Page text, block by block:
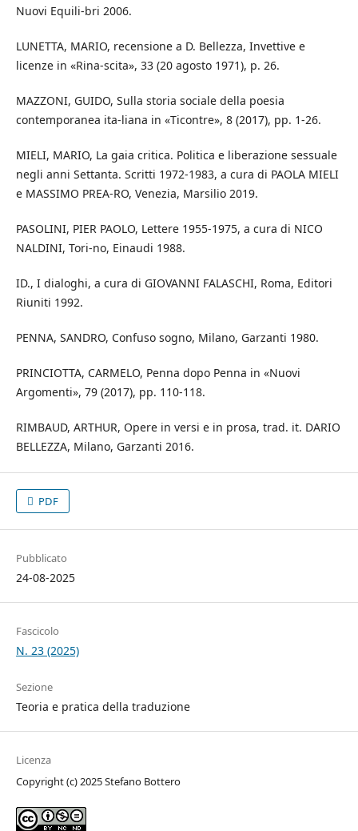
Nuovi Equili-bri 2006.
LUNETTA, MARIO, recensione a D. Bellezza, Invettive e
licenze in «Rina-scita», 33 (20 agosto 1971), p. 26.
MAZZONI, GUIDO, Sulla storia sociale della poesia
contemporanea ita-liana in «Ticontre», 8 (2017), pp. 1-26.
MIELI, MARIO, La gaia critica. Politica e liberazione sessuale
negli anni Settanta. Scritti 1972-1983, a cura di PAOLA MIELI
e MASSIMO PREA-RO, Venezia, Marsilio 2019.
PASOLINI, PIER PAOLO, Lettere 1955-1975, a cura di NICO
NALDINI, Tori-no, Einaudi 1988.
ID., I dialoghi, a cura di GIOVANNI FALASCHI, Roma, Editori
Riuniti 1992.
PENNA, SANDRO, Confuso sogno, Milano, Garzanti 1980.
PRINCIOTTA, CARMELO, Penna dopo Penna in «Nuovi
Argomenti», 79 (2017), pp. 110-118.
RIMBAUD, ARTHUR, Opere in versi e in prosa, trad. it. DARIO
BELLEZZA, Milano, Garzanti 2016.
PDF
Pubblicato
24-08-2025
Fascicolo
N. 23 (2025)
Sezione
Teoria e pratica della traduzione
Licenza
Copyright (c) 2025 Stefano Bottero